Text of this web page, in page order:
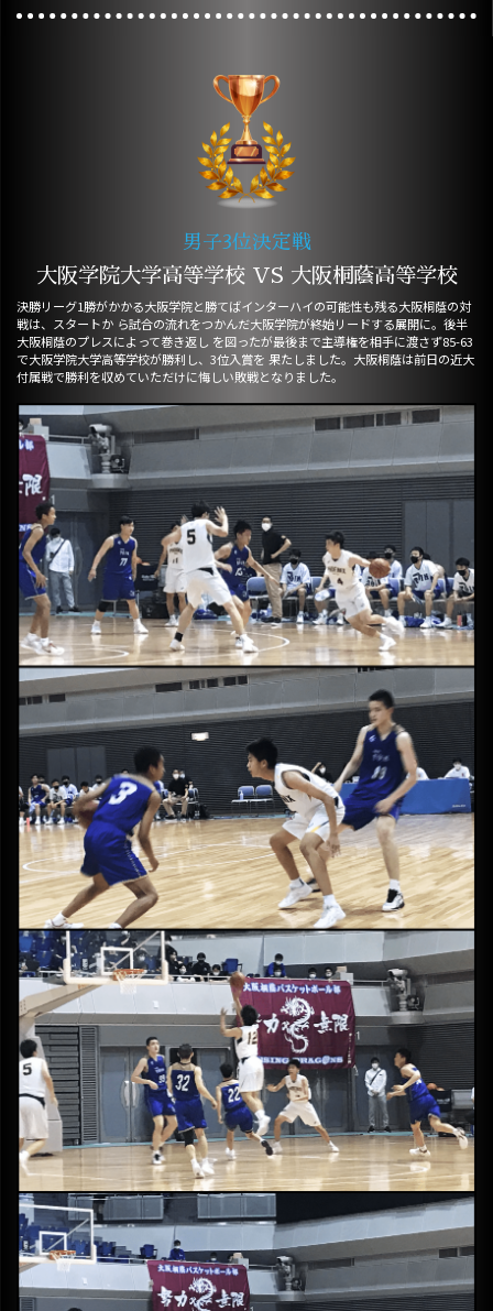
男子3位決定戦
大阪学院大学高等学校 VS 大阪桐蔭高等学校
決勝リーグ1勝がかかる大阪学院と勝てばインターハイの可能性も残る大阪桐蔭の対
戦は、スタートか ら試合の流れをつかんだ大阪学院が終始リードする展開に。後半
大阪桐蔭のプレスによって巻き返し を図ったが最後まで主導権を相手に渡さず85-63
で大阪学院大学高等学校が勝利し、3位入賞を 果たしました。大阪桐蔭は前日の近大
付属戦で勝利を収めていただけに悔しい敗戦となりました。